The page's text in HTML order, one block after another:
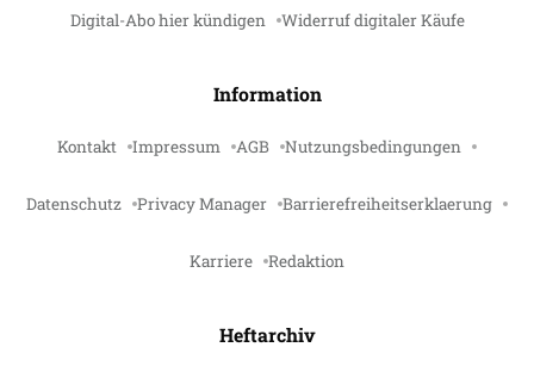
Digital-Abo hier kündigen Widerruf digitaler Käufe
Information
Kontakt Impressum AGB Nutzungsbedingungen
Datenschutz Privacy Manager Barrierefreiheitserklaerung
Karriere Redaktion
Heftarchiv